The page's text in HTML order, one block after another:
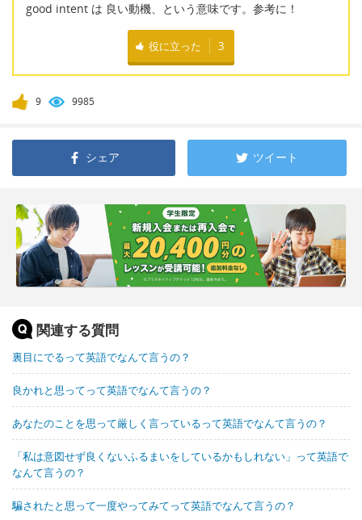
good intent は 良い動機、という意味です。参考に！
役に立った 3
9 9985
シェア ツイート
関連する質問
裏目にでるって英語でなんて言うの？
良かれと思ってって英語でなんて言うの？
あなたのことを思って厳しく言っているって英語でなんて言うの？
「私は意図せず良くないふるまいをしているかもしれない」って英語で
なんて言うの？
騙されたと思って一度やってみてって英語でなんて言うの？